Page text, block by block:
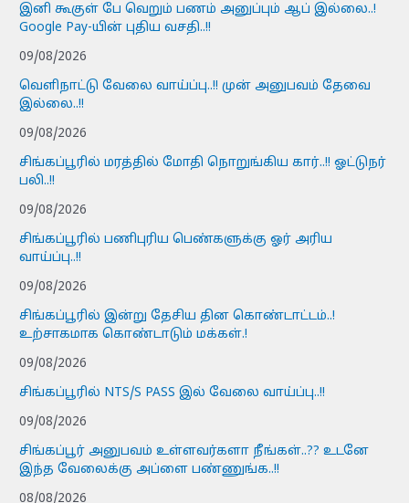
இனி கூகுள் பே வெறும் பணம் அனுப்பும் ஆப் இல்லை..!
Google Pay-யின் புதிய வசதி..!!
09/08/2026
வெளிநாட்டு வேலை வாய்ப்பு..!! முன் அனுபவம் தேவை
இல்லை..!!
09/08/2026
சிங்கப்பூரில் மரத்தில் மோதி நொறுங்கிய கார்..!! ஓட்டுநர்
பலி..!!
09/08/2026
சிங்கப்பூரில் பணிபுரிய பெண்களுக்கு ஓர் அரிய
வாய்ப்பு..!!
09/08/2026
சிங்கப்பூரில் இன்று தேசிய தின கொண்டாட்டம்..!
உற்சாகமாக கொண்டாடும் மக்கள்.!
09/08/2026
சிங்கப்பூரில் NTS/S PASS இல் வேலை வாய்ப்பு..!!
09/08/2026
சிங்கப்பூர் அனுபவம் உள்ளவர்களா நீங்கள்..?? உடனே
இந்த வேலைக்கு அப்ளை பண்ணுங்க..!!
08/08/2026